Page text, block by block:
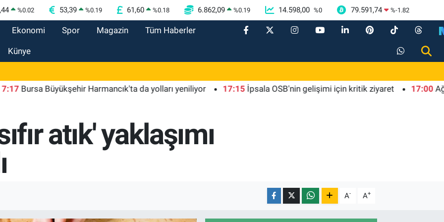
%0.02 53,39 %0.19 61,60 %0.18 6.862,09 %0.19 14.598,00 %0 79.591,74 %-1.82
Ekonomi Spor Magazin Tüm Haberler
Künye
Büyükşehir Harmancık'ta da yolları yeniliyor 17:15 İpsala OSB'nin gelişimi için kritik ziyaret 17:00 Ağrı'da
atık' yaklaşımı
A- A+